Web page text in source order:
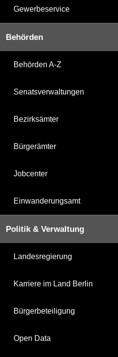
Gewerbeservice
Behörden
Behörden A-Z
Senatsverwaltungen
Bezirksämter
Bürgerämter
Jobcenter
Einwanderungsamt
Politik & Verwaltung
Landesregierung
Karriere im Land Berlin
Bürgerbeteiligung
Open Data